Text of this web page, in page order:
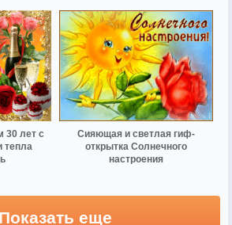
30 лет с
тепла
Сияющая и светлая гиф-
открытка Солнечного
настроения
Показать еще